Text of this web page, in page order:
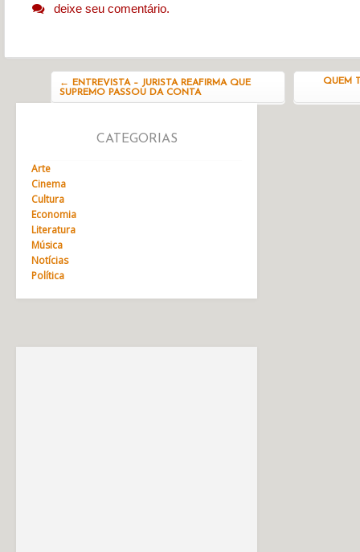
deixe seu comentário.
←
ENTREVISTA – JURISTA REAFIRMA QUE
SUPREMO PASSOU DA CONTA
QUEM
CATEGORIAS
Arte
Cinema
Cultura
Economia
Literatura
Música
Notícias
Política